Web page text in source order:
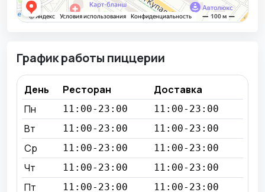
График работы пиццерии
День Ресторан
Доставка
Пн
11:00-23:00 11:00-23:00
Вт 11:00-23:00 11:00-23:00
Ср 11:00-23:00 11:00-23:00
Чт 11:00-23:00 11:00-23:00
Пт 11:00-23:00 11:00-23:00